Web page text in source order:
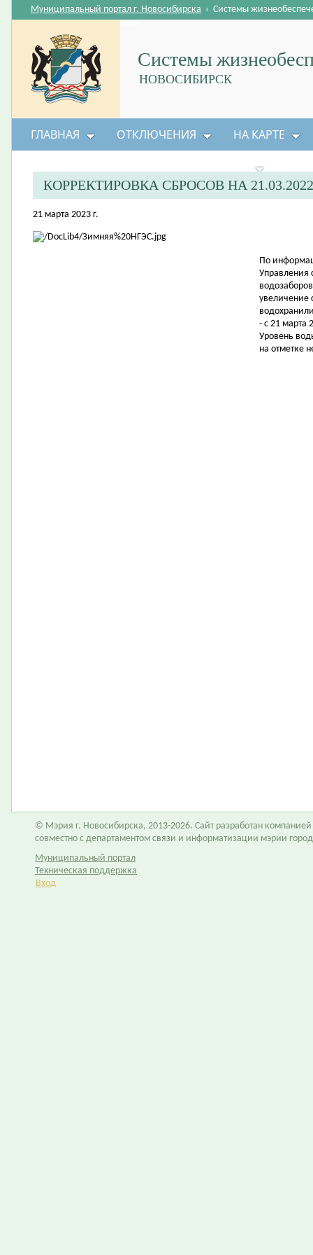
Системы
НОВОСИБИРСК
Муниципальный портал г. Новосибирска › Системы
ГЛАВНАЯ ОТКЛЮЧЕНИЯ НА КАРТЕ
КОРРЕКТИРОВКА СБРОСОВ НА 21.03.2022
21 марта 2023 г.
По
Управления
увеличение
- с 21 марта
Уровень
на отметке
© Мэрия г. Новосибирска, 2013-2026. Сайт разработан компанией
совместно с департаментом связи и информатизации мэрии
Муниципальный портал
Техническая поддержка
Вход